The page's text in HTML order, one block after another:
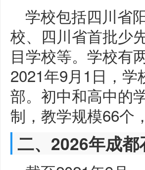
学校包括四川省
校、四川省首批少
目学校等。学校有
2021年9月1日，
部。初中和高中的
制，教学规模66个
二、2026年成